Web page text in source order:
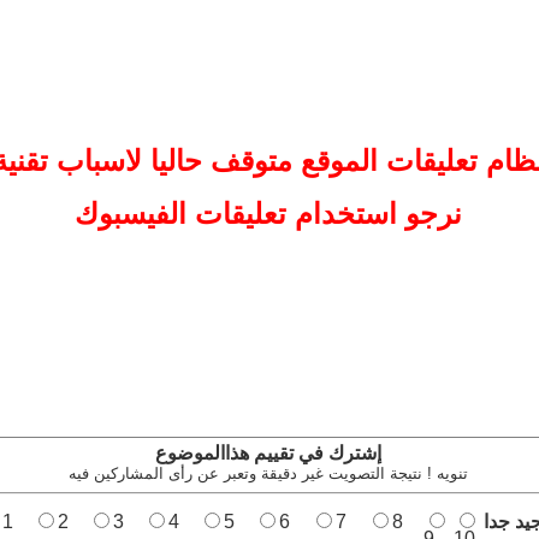
تعليقات الموقع متوقف حاليا لاسباب
نرجو استخدام تعليقات الفيسبوك
إشترك في تقييم هذاالموضوع
تنويه ! نتيجة التصويت غير دقيقة وتعبر عن رأى المشاركين فيه
1 2 3 4 5 6 7
8
جدا